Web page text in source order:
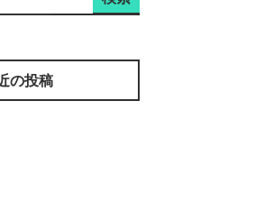
の投稿